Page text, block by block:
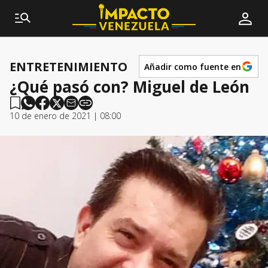
ENTRETENIMIENTO Añadir como fuente en
¿Qué pasó con? Miguel de León
10 de enero de 2021 | 08:00